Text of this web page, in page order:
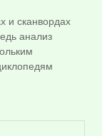
и сканвордах
анализ